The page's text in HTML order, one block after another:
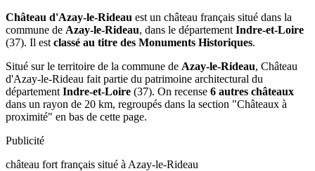
Château d'Azay-le-Rideau est un château français situé dans la
commune de Azay-le-Rideau, dans le département Indre-et-Loire
(37). Il est classé au titre des Monuments Historiques.
Situé sur le territoire de la commune de Azay-le-Rideau, Château
d'Azay-le-Rideau fait partie du patrimoine architectural du
département Indre-et-Loire (37). On recense 6 autres châteaux
dans un rayon de 20 km, regroupés dans la section "Châteaux à
proximité" en bas de cette page.
Publicité
château fort français situé à Azay-le-Rideau